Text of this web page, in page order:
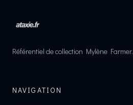
Référentiel de collection Mylène Farmer.
NAVIGATION